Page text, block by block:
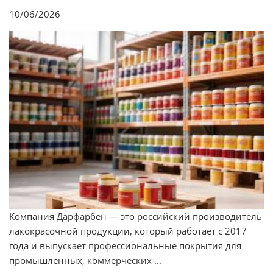
10/06/2026
Компания Дарфарбен — это российский производитель
лакокрасочной продукции, который работает с 2017
года и выпускает профессиональные покрытия для
промышленных, коммерческих ...